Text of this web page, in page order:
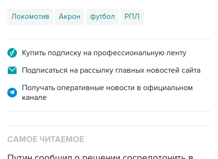
Локомотив Акрон футбол РПЛ
Купить подписку на профессиональную ленту
Подписаться на рассылку главных новостей сайта
Получать оперативные новости в официальном
канале
САМОЕ ЧИТАЕМОЕ